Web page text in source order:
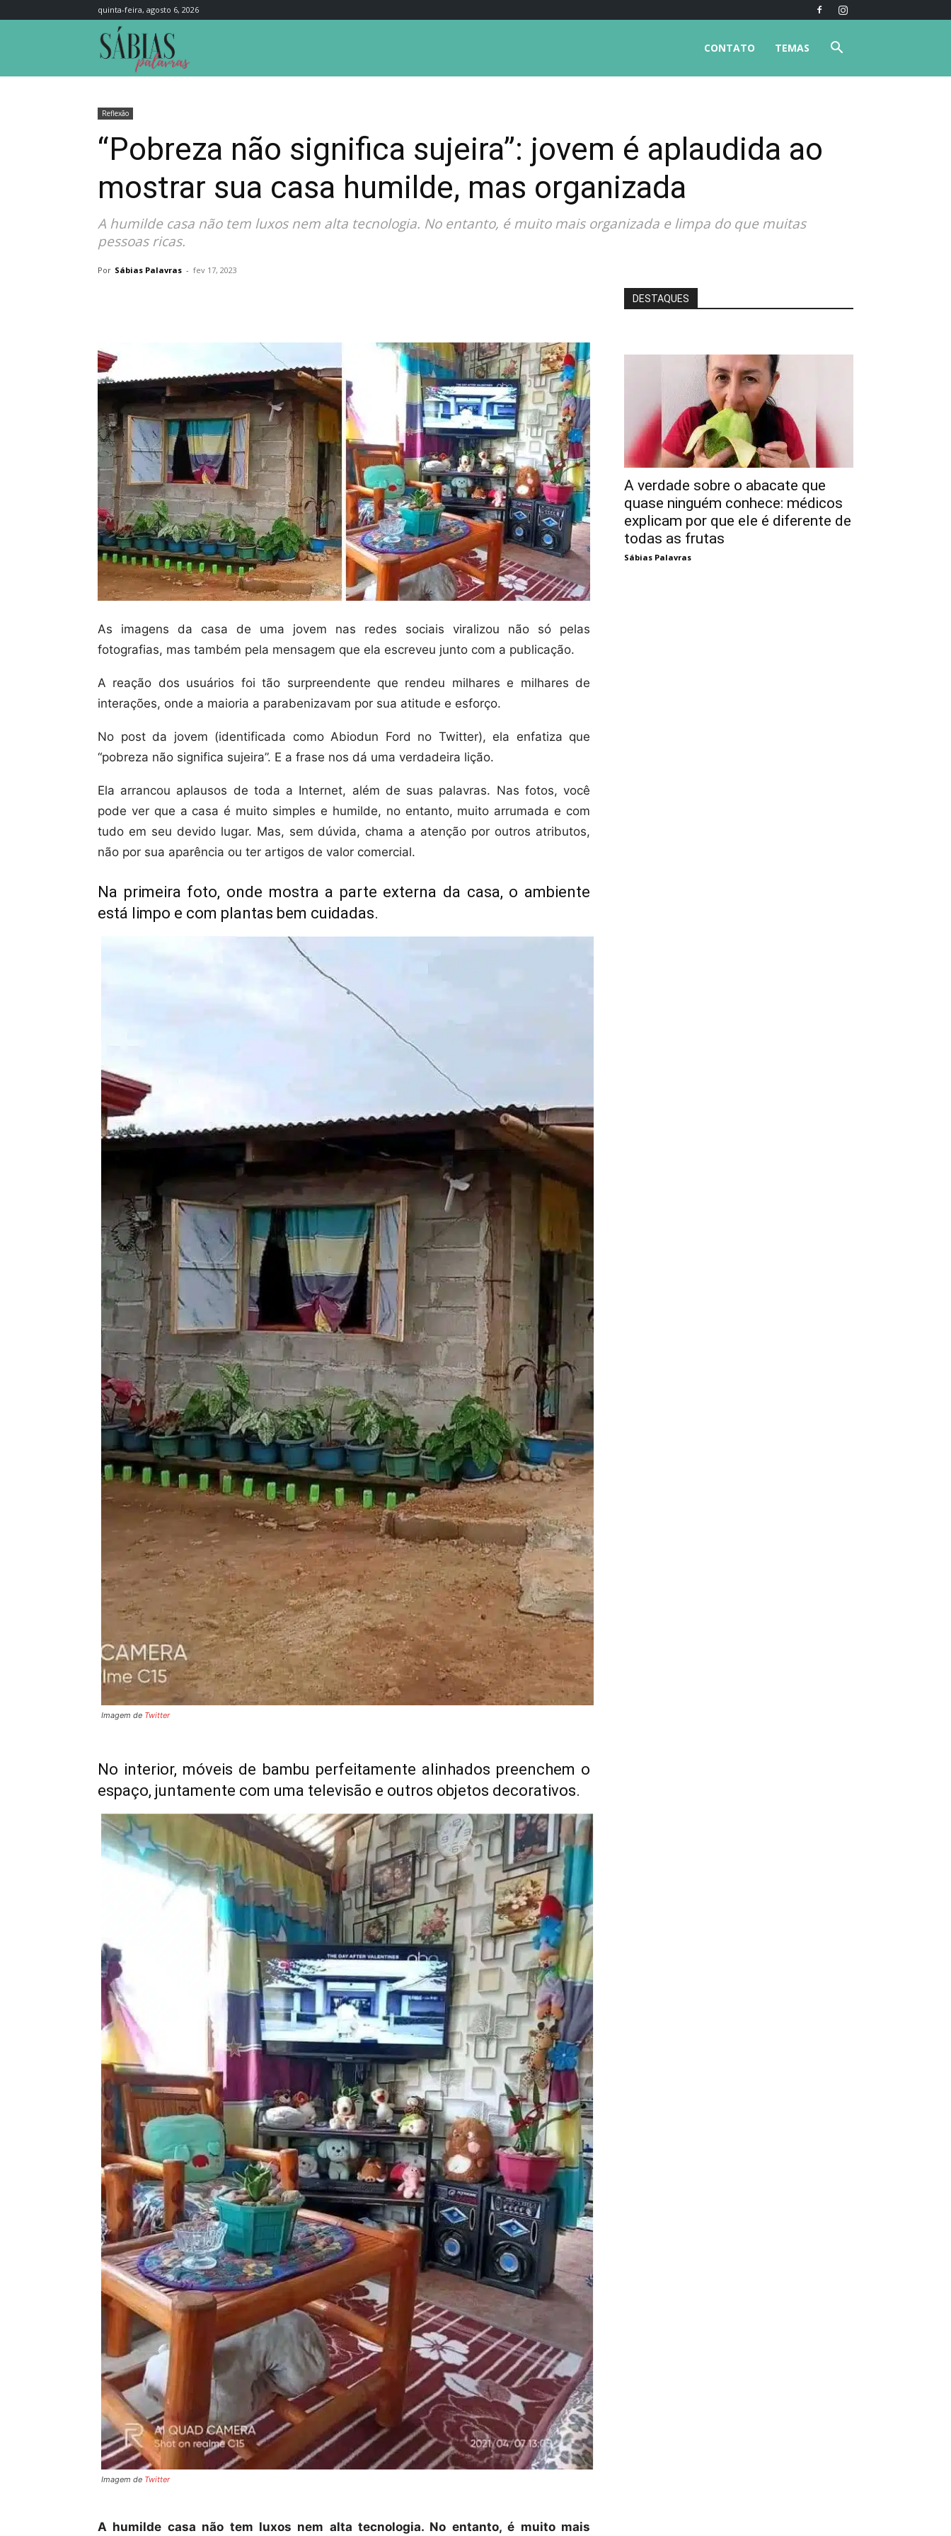
quinta-feira, agosto 6, 2026
TEMAS
CONTATO
Reflexão
“Pobreza não significa sujeira”: jovem é aplaudida ao
mostrar sua casa humilde, mas organizada
A humilde casa não tem luxos nem alta tecnologia. No entanto, é muito mais organizada e limpa do que muitas
pessoas ricas.
Por Sábias Palavras - fev 17, 2023
As imagens da casa de uma jovem nas redes sociais viralizou não só pelas
fotografias, mas também pela mensagem que ela escreveu junto com a publicação.
A reação dos usuários foi tão surpreendente que rendeu milhares e milhares de
interações, onde a maioria a parabenizavam por sua atitude e esforço.
No post da jovem (identificada como Abiodun Ford no Twitter), ela enfatiza que
“pobreza não significa sujeira”. E a frase nos dá uma verdadeira lição.
Ela arrancou aplausos de toda a Internet, além de suas palavras. Nas fotos, você
pode ver que a casa é muito simples e humilde, no entanto, muito arrumada e com
tudo em seu devido lugar. Mas, sem dúvida, chama a atenção por outros atributos,
não por sua aparência ou ter artigos de valor comercial.
Na primeira foto, onde mostra a parte externa da casa, o ambiente
está limpo e com plantas bem cuidadas.
Imagem de Twitter
No interior, móveis de bambu perfeitamente alinhados preenchem o
espaço, juntamente com uma televisão e outros objetos decorativos.
Imagem de Twitter
A humilde casa não tem luxos nem alta tecnologia. No entanto, é muito mais
DESTAQUES
A verdade sobre o abacate que
quase ninguém conhece: médicos
explicam por que ele é diferente de
todas as frutas
Sábias Palavras